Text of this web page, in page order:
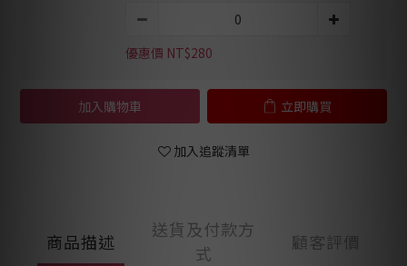
優惠價 NT$280
加入購物車 立即購買
加入追蹤清單
商品描述
送貨及付款方
式
顧客評價